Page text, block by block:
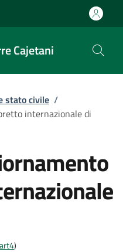
Cajetani
stato civile /
internazionale di
)